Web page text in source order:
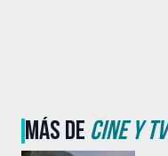
MÁS DE CINE Y TV